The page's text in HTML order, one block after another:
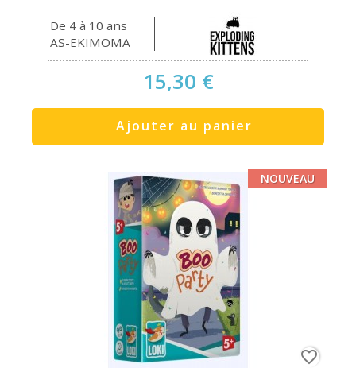
De 4 à 10 ans
AS-EKIMOMA
15,30 €
Ajouter au panier
NOUVEAU
favorite_border